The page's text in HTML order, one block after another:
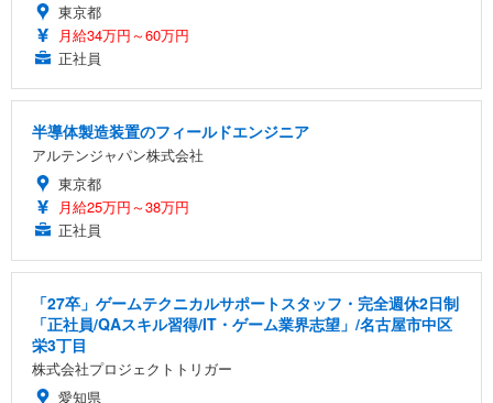
東京都
月給34万円～60万円
正社員
半導体製造装置のフィールドエンジニア
アルテンジャパン株式会社
東京都
月給25万円～38万円
正社員
「27卒」ゲームテクニカルサポートスタッフ・完全週休2日制
「正社員/QAスキル習得/IT・ゲーム業界志望」/名古屋市中区
栄3丁目
株式会社プロジェクトトリガー
愛知県